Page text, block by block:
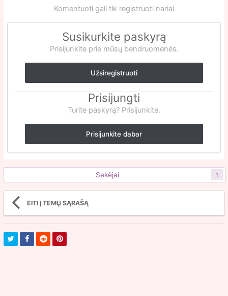
Komentuoti gali tik registruoti nariai
Susikurkite paskyrą
Prisijunkite prie mūsų bendruomenės.
Užsiregistruoti
Prisijungti
Turite paskyrą? Prisijunkite.
Prisijunkite dabar
Sekėjai 1
EITI Į TEMŲ SĄRAŠĄ